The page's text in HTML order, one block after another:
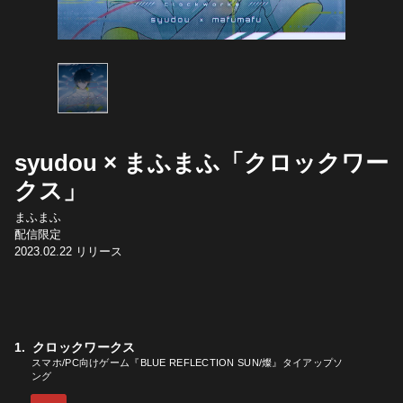
syudou × まふまふ「クロックワー
クス」
まふまふ
配信限定
2023.02.22 リリース
クロックワークス
スマホ/PC向けゲーム『BLUE REFLECTION SUN/燦』タイアップソ
ング